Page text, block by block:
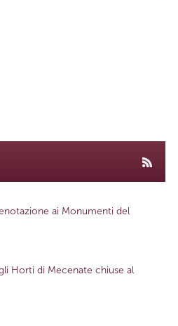
ai Monumenti del
Horti di Mecenate chiuse al